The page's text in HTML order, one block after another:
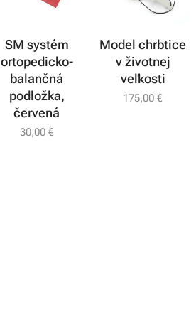
SM systém
ortopedicko-
balančná
podložka,
červená
30,00€
Model chrbtice
v životnej
veľkosti
175,00 €